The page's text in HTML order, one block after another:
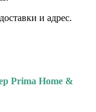
и адрес.
Prima Home &